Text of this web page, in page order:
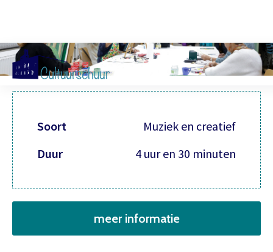
Soort
Muziek en creatief
Duur
4 uur en 30 minuten
meer informatie